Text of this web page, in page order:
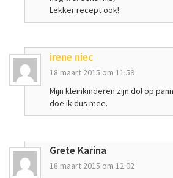
Lekker recept ook!
irene niec
18 maart 2015 om 11:59
Mijn kleinkinderen zijn dol op
doe ik dus mee.
Grete Karina
18 maart 2015 om 12:02